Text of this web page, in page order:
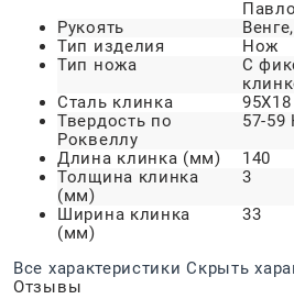
Рукоять
Тип изделия
Нож
Тип ножа
С
Сталь клинка
95Х18
Твердость по
Роквеллу
57-59
Длина клинка (мм)
140
Толщина клинка
(мм)
3
Ширина клинка
(мм)
33
Все характеристики Скрыть
Отзывы